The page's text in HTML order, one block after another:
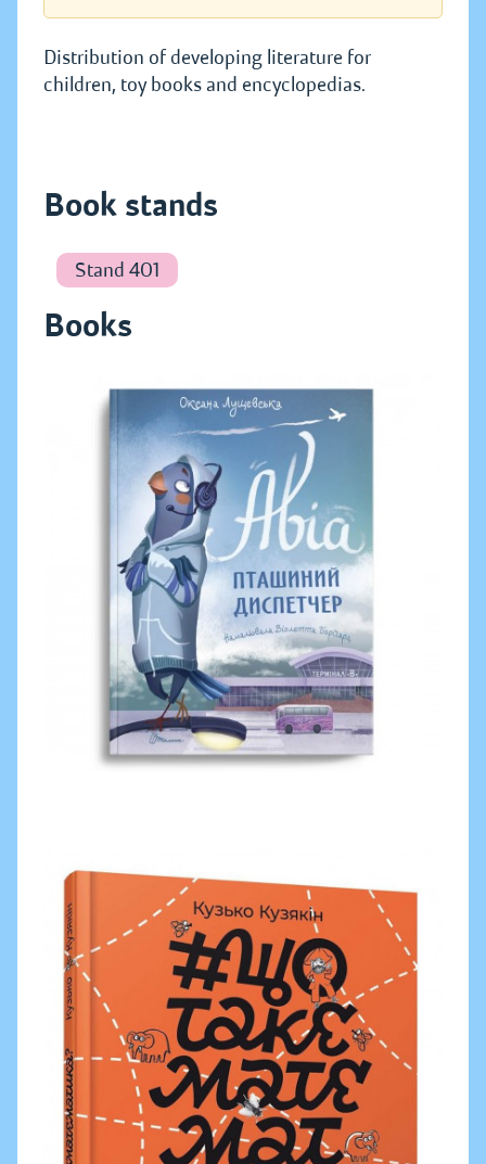
Distribution of developing literature for
children, toy books and encyclopedias.
Book stands
Stand 401
Books